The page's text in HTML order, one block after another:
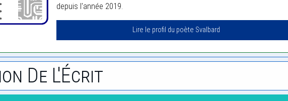
depuis l'année 2019.
Lire le profil du poète Svalbard
De L'Écrit